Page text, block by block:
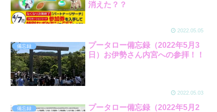
消えた？？
2022.05.05
備忘録
プータロー備忘録（2022年5月3
日）お伊勢さん内宮への参拝！！
2022.05.03
備忘録
プータロー備忘録（2022年5月2